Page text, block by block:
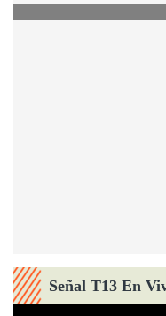
Señal T13 En